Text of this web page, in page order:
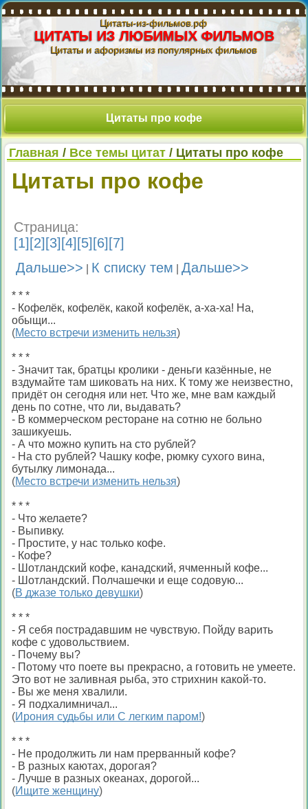
Цитаты-из-фильмов.рф
ЦИТАТЫ ИЗ ЛЮБИМЫХ ФИЛЬМОВ
Цитаты и афоризмы из популярных фильмов
Цитаты про кофе
Главная / Все темы цитат / Цитаты про кофе
Цитаты про кофе
Страница:
[1][2][3][4][5][6][7]
Дальше>>
К списку тем |Дальше>>
* * *
- Кофелёк, кофелёк, какой кофелёк, а-ха-ха! На,
обыщи...
(Место встречи изменить нельзя)
* * *
- Значит так, братцы кролики - деньги казённые, не
вздумайте там шиковать на них. К тому же неизвестно,
придёт он сегодня или нет. Что же, мне вам каждый
день по сотне, что ли, выдавать?
- В коммерческом ресторане на сотню не больно
зашикуешь.
- А что можно купить на сто рублей?
- На сто рублей? Чашку кофе, рюмку сухого вина,
бутылку лимонада...
(Место встречи изменить нельзя)
* * *
- Что желаете?
- Выпивку.
- Простите, у нас только кофе.
- Кофе?
- Шотландский кофе, канадский, ячменный кофе...
- Шотландский. Полчашечки и еще содовую...
(В джазе только девушки)
* * *
- Я себя пострадавшим не чувствую. Пойду варить
кофе с удовольствием.
- Почему вы?
- Потому что поете вы прекрасно, а готовить не умеете.
Это вот не заливная рыба, это стрихнин какой-то.
- Вы же меня хвалили.
- Я подхалимничал...
(Ирония судьбы или С легким паром!)
* * *
- Не продолжить ли нам прерванный кофе?
- В разных каютах, дорогая?
- Лучше в разных океанах, дорогой...
(Ищите женщину)